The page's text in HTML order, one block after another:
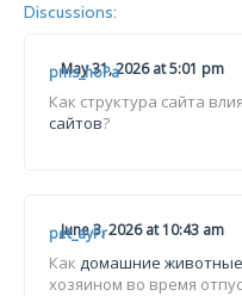
Discussions:
pms_hoPa
May 31, 2026 at 5:01 pm
Как структура сайта
сайтов?
pet_ayPr
June 3, 2026 at 10:43 am
Как домашние животные
хозяином во время